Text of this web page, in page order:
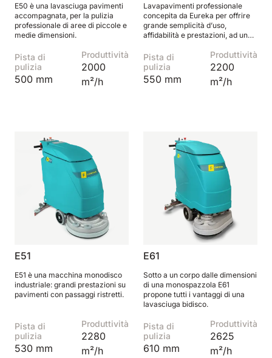
760 mm 4560 m²/h
830 mm 4980 m²/h
E100
1000 mm 7500 m²/h
E110-D
8800 m²/h
E110-R
8800 m²/h
E50 è una lavasciuga pavimenti
accompagnata, per la pulizia
professionale di aree di piccole e
medie dimensioni.
Pista di
pulizia
500 mm
Produttività
2000
m²/h
Lavapavimenti professionale
concepita da Eureka per offrire
grande semplicità d’uso,
affidabilità e prestazioni, ad un
accessibile.
Pista di
pulizia
550 mm
Produttività
2200
m²/h
E51
E51 è una macchina monodisco
industriale: grandi prestazioni su
pavimenti con passaggi ristretti.
Pista di
pulizia
530 mm
Produttività
2280
m²/h
E61
Sotto a un corpo dalle dimensioni
di una monospazzola E61
propone tutti i vantaggi di una
lavasciuga bidisco.
Pista di
pulizia
610 mm
Produttività
2625
m²/h